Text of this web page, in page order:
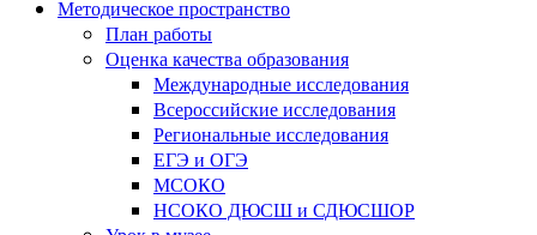
Методическое пространство
План работы
Оценка качества образования
Международные исследования
Всероссийские исследования
Региональные исследования
ЕГЭ и ОГЭ
МСОКО
НСОКО ДЮСШ и СДЮСШОР